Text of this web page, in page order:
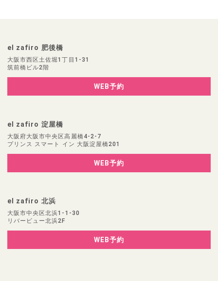
el zafiro 肥後橋
大阪市西区土佐堀1丁目1-31
筑前橋ビル2階
WEB予約
el zafiro 淀屋橋
大阪府大阪市中央区高麗橋4-2-7
プリンス スマート イン 大阪淀屋橋201
WEB予約
el zafiro 北浜
大阪市中央区北浜1-1-30
リバービュー北浜2F
WEB予約